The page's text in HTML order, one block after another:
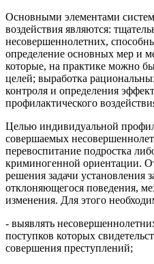
Основными элементами
воздействия являются:
несовершеннолетних,
определение основных мер и
которые, на практике можно
целей; выработка
контроля и определения
профилактического
Целью индивидуальной
совершаемых
перевоспитание подростка
криминогенной ориентации.
решения задачи установления
отклоняющегося поведения,
изменения. Для этого
- выявлять
поступков которых
совершения преступлений;